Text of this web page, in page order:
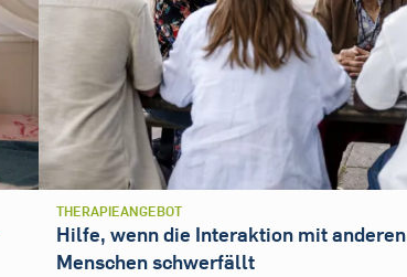
THERAPIEANGEBOT
Hilfe, wenn die Interaktion mit anderen
Menschen schwerfällt